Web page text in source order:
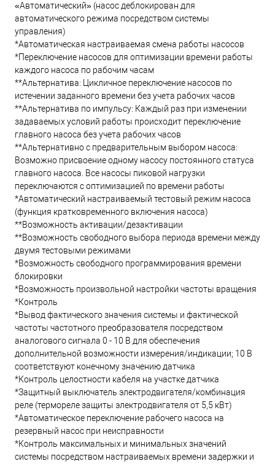
«Автоматический» (насос деблокирован для
автоматического режима посредством системы
управления)
*Автоматическая настраиваемая смена работы насосов
*Переключение насосов для оптимизации времени работы
каждого насоса по рабочим часам
**Альтернатива: Цикличное переключение насосов по
истечении заданного времени без учета рабочих часов
**Альтернатива по импульсу: Каждый раз при изменении
задаваемых условий работы происходит переключение
главного насоса без учета рабочих часов
**Альтернативно с предварительным выбором насоса:
Возможно присвоение одному насосу постоянного статуса
главного насоса. Все насосы пиковой нагрузки
переключаются с оптимизацией по времени работы
*Автоматический настраиваемый тестовый режим насоса
(функция кратковременного включения насоса)
**Возможность активации/дезактивации
**Возможность свободного выбора периода времени между
двумя тестовыми режимами
*Возможность свободного программирования времени
блокировки
*Возможность произвольной настройки частоты вращения
*Контроль
*Вывод фактического значения системы и фактической
частоты частотного преобразователя посредством
аналогового сигнала 0 - 10 В для обеспечения
дополнительной возможности измерения/индикации; 10 В
соответствуют конечному значению датчика
*Контроль целостности кабеля на участке датчика
*Защитный выключатель электродвигателя/комбинация
реле (термореле защиты электродвигателя от 5,5 кВт)
*Автоматическое переключение рабочего насоса на
резервный насос при неисправности
*Контроль максимальных и минимальных значений
системы посредством настраиваемых времени задержки и